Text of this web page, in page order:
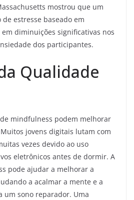
mostrou que um
estresse baseado em
diminuições significativas nos
dos participantes.
Qualidade
mindfulness podem melhorar
jovens digitais lutam com
vezes devido ao uso
eletrônicos antes de dormir. A
pode ajudar a melhorar a
a acalmar a mente e a
um sono reparador. Uma